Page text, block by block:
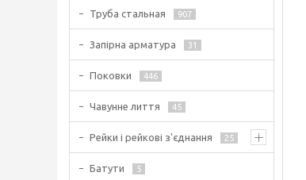
Труба стальная 907
Запірна арматура 31
Поковки 446
Чавунне лиття 45
Рейки і рейкові з'єднання 25
Батути 5